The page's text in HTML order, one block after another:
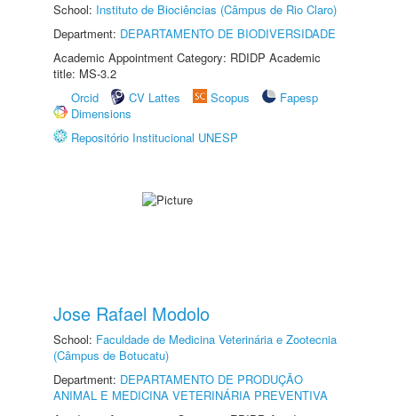
School: Instituto de Biociências (Câmpus de Rio Claro)
Department: DEPARTAMENTO DE BIODIVERSIDADE
Academic Appointment Category: RDIDP Academic
title: MS-3.2
Orcid
CV Lattes Scopus
Fapesp
Dimensions
Repositório Institucional UNESP
Jose Rafael Modolo
School: Faculdade de Medicina Veterinária e Zootecnia
(Câmpus de Botucatu)
Department: DEPARTAMENTO DE PRODUÇÃO
ANIMAL E MEDICINA VETERINÁRIA PREVENTIVA